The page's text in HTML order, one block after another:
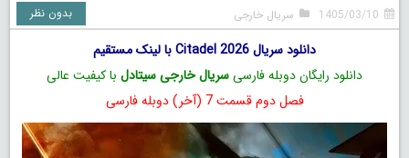
1405/03/10 سریال خارجی بدون نظر
دانلود سریال Citadel 2026 با لینک مستقیم
دانلود رایگان دوبله فارسیسریال خارجی سیتادل با کیفیت عالی
فصل دوم قسمت 7 (آخر) دوبله فارسی